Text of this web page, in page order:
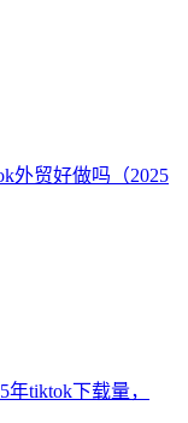
外贸好做吗（2025
年tiktok下载量，